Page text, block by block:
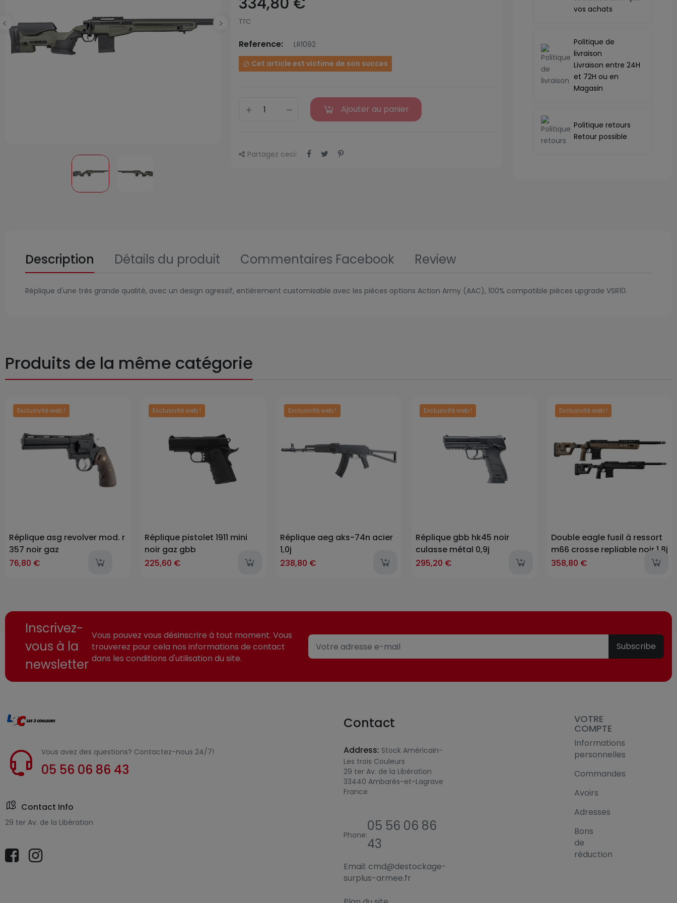
TTC
Reference: LR1092
 Cet article est victime de son succes
Ajouter au panier
Partagez ceci:
vos achats
Politique de
livraison
Livraison entre 24H
et 72H ou en
Magasin
Politique retours
Retour possible
Description Détails du produit Commentaires Facebook Review
Réplique d'une très grande qualité, avec un design agressif, entièrement customisable avec les pièces options Action Army (AAC), 100% compatible pièces upgrade VSR10.
Produits de la même catégorie
Exclusivité web !
Réplique asg revolver mod. r
357 noir gaz
76,80 €
last-items
Exclusivité web !
Réplique pistolet 1911 mini
noir gaz gbb
225,60 €
Exclusivité web !
Réplique aeg aks-74n acier
1,0j
238,80 €
Exclusivité web !
Réplique gbb hk45 noir
culasse métal 0,9j
295,20 €
Exclusivité web !
Double eagle fusil à ressort
m66 crosse repliable noir 1.8j
358,80 €
Inscrivez-
vous à la
newsletter
Vous pouvez vous désinscrire à tout moment. Vous
trouverez pour cela nos informations de contact
dans les conditions d'utilisation du site.
Subscribe
Vous avez des questions? Contactez-nous 24/7!
05 56 06 86 43
Contact Info
29 ter Av. de la Libération
Contact
Address: Stock Américain-
Les trois Couleurs
29 ter Av. de la Libération
33440 Ambarès-et-Lagrave
France
Phone:
05 56 06 86
43
Email: cmd@destockage-
surplus-armee.fr
VOTRE
COMPTE
Informations
personnelles
Commandes
Avoirs
Adresses
Bons
de
réduction